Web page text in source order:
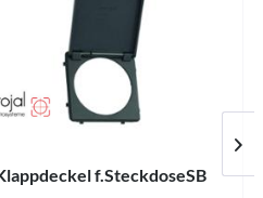
f.SteckdoseSB